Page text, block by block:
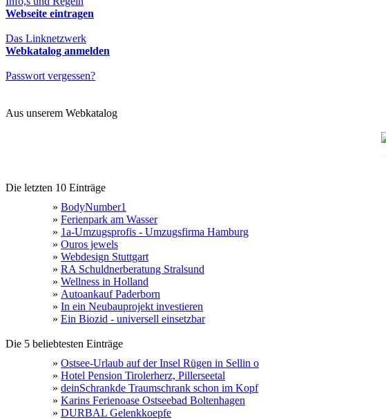
Webseite eintragen
Das Linknetzwerk
Webkatalog anmelden
Passwort vergessen?
Aus unserem Webkatalog
Die letzten 10 Einträge
» BodyNumber1
» Ferienpark am Wasser
» 1a-Umzugsprofis - Umzugsfirma Hamburg
» Ouros jewels
» Webdesign Stuttgart
» RA Schuldnerberatung Stralsund
» Wellness in Holland
» Autoankauf Paderborn
» In ein Neubauprojekt investieren
» Ein Biozid - universell einsetzbar
Die 5 beliebtesten Einträge
» Ostsee-Urlaub auf der Insel Rügen in Sellin o
» Hotel Pension Tirolerherz, Pillerseetal
» deinSchrankde Traumschrank schon im Kopf
» Karins Ferienoase Ostseebad Boltenhagen
» DURBAL Gelenkkoepfe